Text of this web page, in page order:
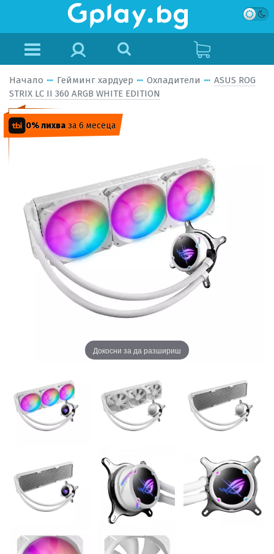
Начало Гейминг хардуер Охладители
ASUS ROG
STRIX LC II 360 ARGB WHITE EDITION
0% лихваза 6 месеца
Докосни за да разшириш